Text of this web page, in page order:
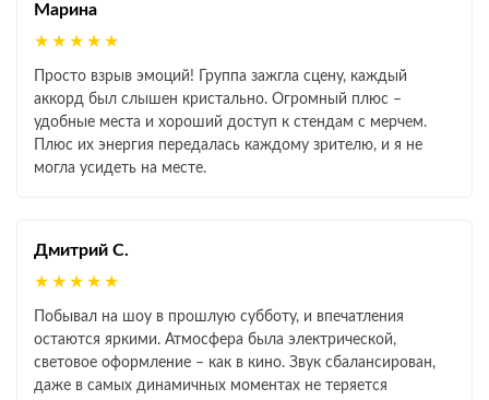
Марина
★★★★★
Просто взрыв эмоций! Группа зажгла сцену, каждый
аккорд был слышен кристально. Огромный плюс –
удобные места и хороший доступ к стендам с мерчем.
Плюс их энергия передалась каждому зрителю, и я не
могла усидеть на месте.
Дмитрий С.
★★★★★
Побывал на шоу в прошлую субботу, и впечатления
остаются яркими. Атмосфера была электрической,
световое оформление – как в кино. Звук сбалансирован,
даже в самых динамичных моментах не теряется